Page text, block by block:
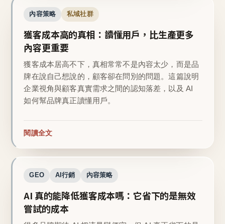
內容策略 私域社群
獲客成本高的真相：讀懂用戶，比生產更多
內容更重要
獲客成本居高不下，真相常常不是內容太少，而是品
牌在說自己想說的，顧客卻在問別的問題。這篇說明
企業視角與顧客真實需求之間的認知落差，以及 AI
如何幫品牌真正讀懂用戶。
閱讀全文
GEO AI行銷 內容策略
AI 真的能降低獲客成本嗎：它省下的是無效
嘗試的成本